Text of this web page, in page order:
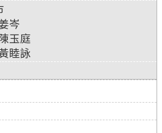
岑
玉庭
睦詠